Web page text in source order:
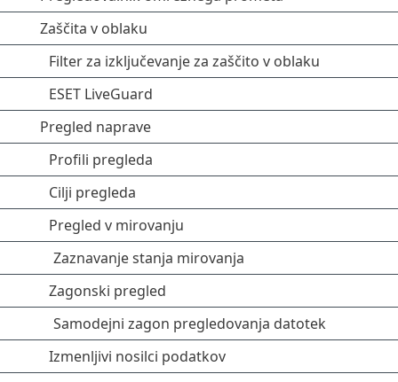
Zaščita v oblaku
Filter za izključevanje za zaščito v oblaku
ESET LiveGuard
Pregled naprave
Profili pregleda
Cilji pregleda
Pregled v mirovanju
Zaznavanje stanja mirovanja
Zagonski pregled
Samodejni zagon pregledovanja datotek
Izmenljivi nosilci podatkov